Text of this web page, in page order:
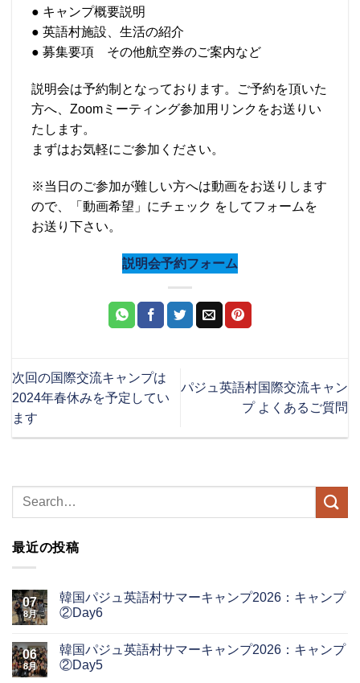
● キャンプ概要説明
● 英語村施設、生活の紹介
● 募集要項 その他航空券のご案内など
説明会は予約制となっております。ご予約を頂いた
方へ、Zoomミーティング参加用リンクをお送りい
たします。
まずはお気軽にご参加ください。
※当日のご参加が難しい方へは動画をお送りします
ので、「動画希望」にチェック をしてフォームを
お送り下さい。
説明会予約フォーム
次回の国際交流キャンプは
2024年春休みを予定してい
ます
パジュ英語村国際交流キャン
プ よくあるご質問
最近の投稿
07
8月
韓国パジュ英語村サマーキャンプ2026：キャンプ
②Day6
06
8月
韓国パジュ英語村サマーキャンプ2026：キャンプ
②Day5